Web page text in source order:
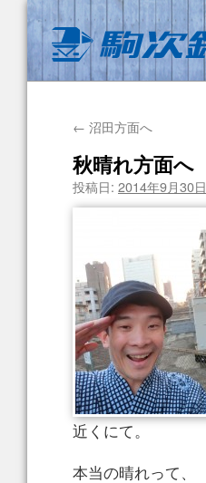
← 沼田方面へ
秋晴れ方面へ
投稿日: 2014年9月30日
近くにて。
本当の晴れって、